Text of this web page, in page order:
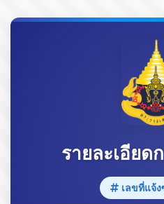
รายละเอียด
เลขที่แจ้ง